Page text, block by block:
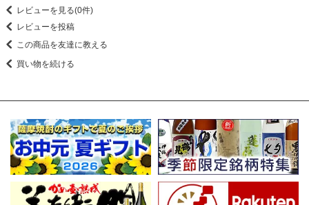
レビューを見る(0件)
レビューを投稿
この商品を友達に教える
買い物を続ける